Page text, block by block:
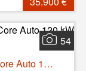
54
Volvo XC40 B3 Gasolina Mild hybrid Core Auto 120 kW (163 CV)